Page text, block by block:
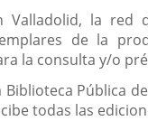
Valladolid, la red
de la
la consulta y/o
Biblioteca Pública
todas las